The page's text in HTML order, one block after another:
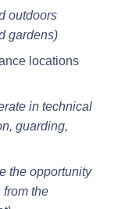
outdoors
gardens)
locations
in technical
guarding,
the opportunity
from the